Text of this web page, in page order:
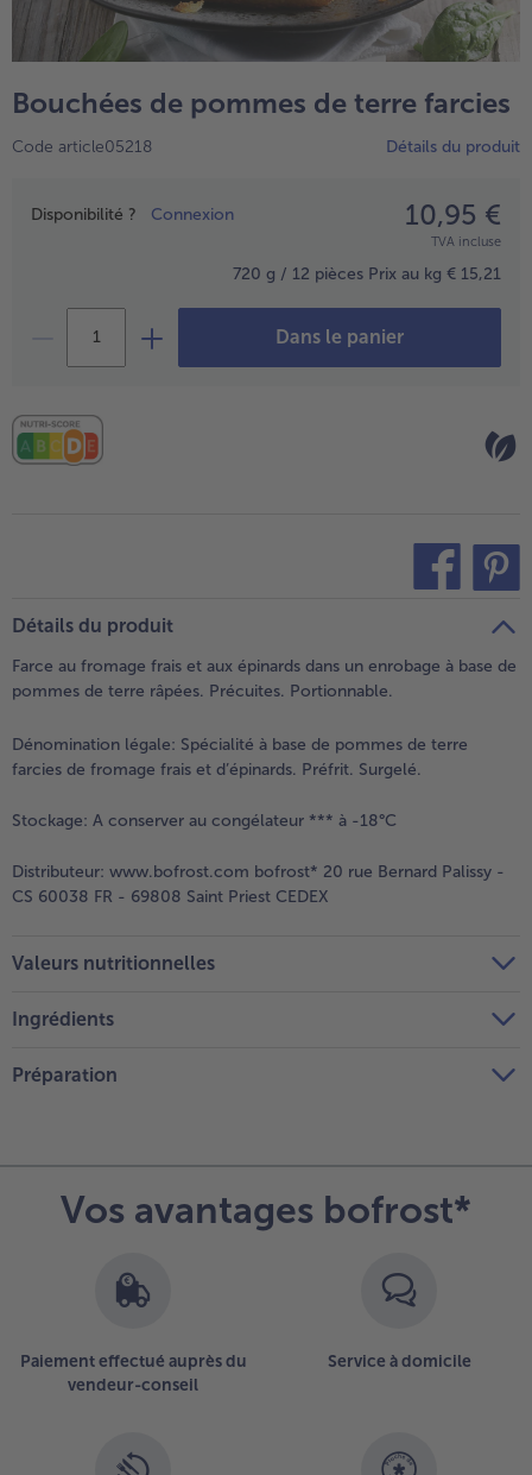
TousPlats cuisinés
Boulangerie & Pâtisserie
TousBoulangerie & Pâtisserie
TousEntrées, Apéritifs & Snacks
Produits non surgelés
TousProduits non surgelés
Bouchées de pommes de terre farcies
Code article05218 Détails du produit
Prix
Disponibilité ? Connexion 10,95 €
TVA incluse
720 g / 12 pièces Prix au kg € 15,21
Dans le panier
Détails du produit
Farce au fromage frais et aux épinards dans un enrobage à base de
pommes de terre râpées. Précuites. Portionnable.
Dénomination légale: Spécialité à base de pommes de terre
farcies de fromage frais et d’épinards. Préfrit. Surgelé.
Stockage: A conserver au congélateur *** à -18°C
Distributeur: www.bofrost.com bofrost* 20 rue Bernard Palissy -
CS 60038 FR - 69808 Saint Priest CEDEX
Valeurs nutritionnelles
Ingrédients
Préparation
Vos avantages bofrost*
Paiement effectué auprès du
vendeur-conseil
Service à domicile